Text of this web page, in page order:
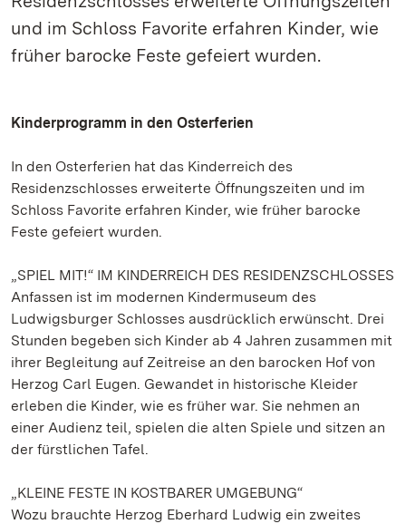
und im Schloss Favorite erfahren Kinder, wie
früher barocke Feste gefeiert wurden.
Kinderprogramm in den Osterferien
In den Osterferien hat das Kinderreich des
Residenzschlosses erweiterte Öffnungszeiten und im
Schloss Favorite erfahren Kinder, wie früher barocke
Feste gefeiert wurden.
„SPIEL MIT!“ IM KINDERREICH DES RESIDENZSCHLOSSES
Anfassen ist im modernen Kindermuseum des
Ludwigsburger Schlosses ausdrücklich erwünscht. Drei
Stunden begeben sich Kinder ab 4 Jahren zusammen mit
ihrer Begleitung auf Zeitreise an den barocken Hof von
Herzog Carl Eugen. Gewandet in historische Kleider
erleben die Kinder, wie es früher war. Sie nehmen an
einer Audienz teil, spielen die alten Spiele und sitzen an
der fürstlichen Tafel.
„KLEINE FESTE IN KOSTBARER UMGEBUNG“
Wozu brauchte Herzog Eberhard Ludwig ein zweites